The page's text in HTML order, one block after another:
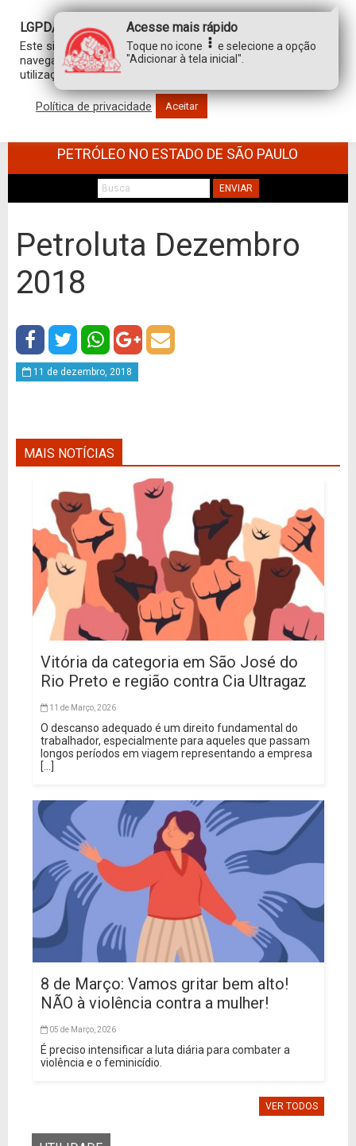
SINDICATO DOS TRABALHADORES NO
PETRÓLEO NO ESTADO DE SÃO PAULO
ENVIAR
Petroluta Dezembro
2018
11 de dezembro, 2018
MAIS NOTÍCIAS
Vitória da categoria em São José do
Rio Preto e região contra Cia Ultragaz
11 de Março, 2026
O descanso adequado é um direito fundamental do
trabalhador, especialmente para aqueles que passam
longos períodos em viagem representando a empresa
[...]
8 de Março: Vamos gritar bem alto!
NÃO à violência contra a mulher!
05 de Março, 2026
É preciso intensificar a luta diária para combater a
violência e o feminicídio.
VER TODOS
LGPD/GDPR
Este site usa cookies para personalizar sua experiência de
navegação. Ao clicar em “aceitar”, você concorda com a
utilização de TODOS os cookies.
Política de privacidade Aceitar
Acesse mais rápido
Toque no icone
e selecione a opção
"Adicionar à tela inicial".